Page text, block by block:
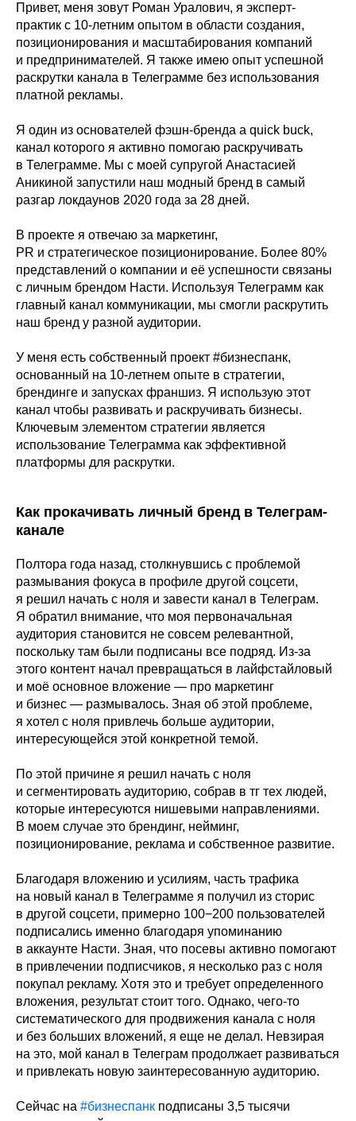
Привет, меня зовут Роман Уралович, я эксперт-
практик с 10-летним опытом в области создания,
позиционирования и масштабирования компаний
и предпринимателей. Я также имею опыт успешной
раскрутки канала в Телеграмме без использования
платной рекламы.
Я один из основателей фэшн-бренда a quick buck,
канал которого я активно помогаю раскручивать
в Телеграмме. Мы с моей супругой Анастасией
Аникиной запустили наш модный бренд в самый
разгар локдаунов 2020 года за 28 дней.
В проекте я отвечаю за маркетинг,
PR и стратегическое позиционирование. Более 80%
представлений о компании и её успешности связаны
с личным брендом Насти. Используя Телеграмм как
главный канал коммуникации, мы смогли раскрутить
наш бренд у разной аудитории.
У меня есть собственный проект #бизнеспанк,
основанный на 10-летнем опыте в стратегии,
брендинге и запусках франшиз. Я использую этот
канал чтобы развивать и раскручивать бизнесы.
Ключевым элементом стратегии является
использование Телеграмма как эффективной
платформы для раскрутки.
Как прокачивать личный бренд в Телеграм-
канале
Полтора года назад, столкнувшись с проблемой
размывания фокуса в профиле другой соцсети,
я решил начать с ноля и завести канал в Телеграм.
Я обратил внимание, что моя первоначальная
аудитория становится не совсем релевантной,
поскольку там были подписаны все подряд. Из-за
этого контент начал превращаться в лайфстайловый
и моё основное вложение — про маркетинг
и бизнес — размывалось. Зная об этой проблеме,
я хотел с ноля привлечь больше аудитории,
интересующейся этой конкретной темой.
По этой причине я решил начать с ноля
и сегментировать аудиторию, собрав в тг тех людей,
которые интересуются нишевыми направлениями.
В моем случае это брендинг, нейминг,
позиционирование, реклама и собственное развитие.
Благодаря вложению и усилиям, часть трафика
на новый канал в Телеграмме я получил из сторис
в другой соцсети, примерно 100−200 пользователей
подписались именно благодаря упоминанию
в аккаунте Насти. Зная, что посевы активно помогают
в привлечении подписчиков, я несколько раз с ноля
покупал рекламу. Хотя это и требует определенного
вложения, результат стоит того. Однако, чего-то
систематического для продвижения канала с ноля
и без больших вложений, я еще не делал. Невзирая
на это, мой канал в Телеграм продолжает развиваться
и привлекать новую заинтересованную аудиторию.
Сейчас на #бизнеспанк подписаны 3,5 тысячи